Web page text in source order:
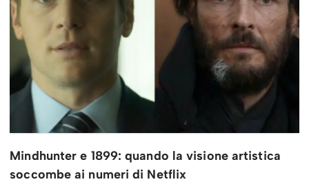
Mindhunter e 1899: quando la visione artistica
soccombe ai numeri di Netflix